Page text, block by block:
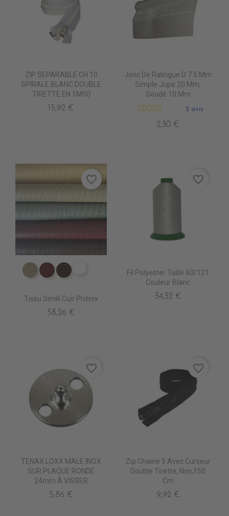
ZIP SEPARABLE CH 10
SPIRALE BLANC DOUBLE
TIRETTE EN 1M50
15,92 €
Jonc De Ralingue D 7.5 Mm
Simple Jupe 20 Mm,
Soudé 10 Mm
2 avis
2,30 €
ER0560 FASS
ER0620 CLARET
ER0590 CHOCOLAT
ER0570 CAVIAR
Tissu Simili Cuir Phénix
58,26 €
favorite_border
Fil Polyester Taille 60/121
Couleur Blanc
34,32 €
favorite_border
TENAX LOXX MALE INOX
SUR PLAQUE RONDE
24mm À VISSER
5,86 €
favorite_border
Zip Chaine 5 Avec Curseur
Double Tirette, Noir,150
Cm
9,92 €
favorite_border